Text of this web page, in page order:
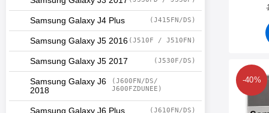
Samsung Galaxy J4 Plus (J415FN/DS)
Samsung Galaxy J5 2016 (J510F / J510FN)
Samsung Galaxy J5 2017 (J530F/DS)
Samsung Galaxy J6
2018
(J600FN/DS/
J600FZDUNEE)
Samsung Galaxy J6 Plus (J610FN/DS)
-40%
Makera